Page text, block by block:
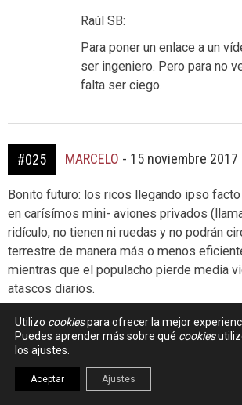
Raúl SB:
Para poner un enlace a un
ser ingeniero. Pero para no
falta ser ciego.
#025 MARCELO - 15 noviembre 2017
Bonito futuro: los ricos llegando ipso
en carísímos mini- aviones privados
ridículo, no tienen ni ruedas y no podrán
terrestre de manera más o menos
mientras que el populacho pierde media
atascos diarios.
Aunque de momento no pueden volar ni
mosquito de los niños.
Utilizo cookiespara ofrecer la mejor
Puedes aprender más sobre qué cookies
los ajustes.
Aceptar Ajustes